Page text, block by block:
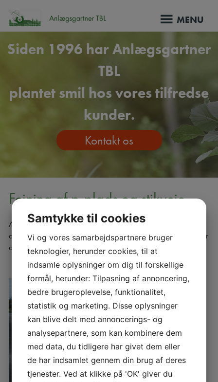
indholdet
MENU
Siden 1996 har Anlægsgartner
TBL
plantet smil hos vores tilfredse
kunder.
Kontakt os
Fejning af p-plads og stikveje
Anlægsgartner TBLudfører fejning af p-pladser og stikveje for
offentlige virksomheder, private virksomheder, ejendomsselskaber
og boligselskaber.
Samtykke til cookies
Vi og vores samarbejdspartnere bruger
teknologier, herunder cookies, til at
indsamle oplysninger om dig til forskellige
formål, herunder: Tilpasning af annoncering,
bedre brugeroplevelse, funktionalitet,
statistik og marketing. Disse oplysninger
kan blive delt med annoncerings- og
analysepartnere, som kan kombinere dem
med data, du tidligere har givet dem eller
de har indsamlet gennem din brug af deres
tjenester. Ved at klikke på 'OK' giver du